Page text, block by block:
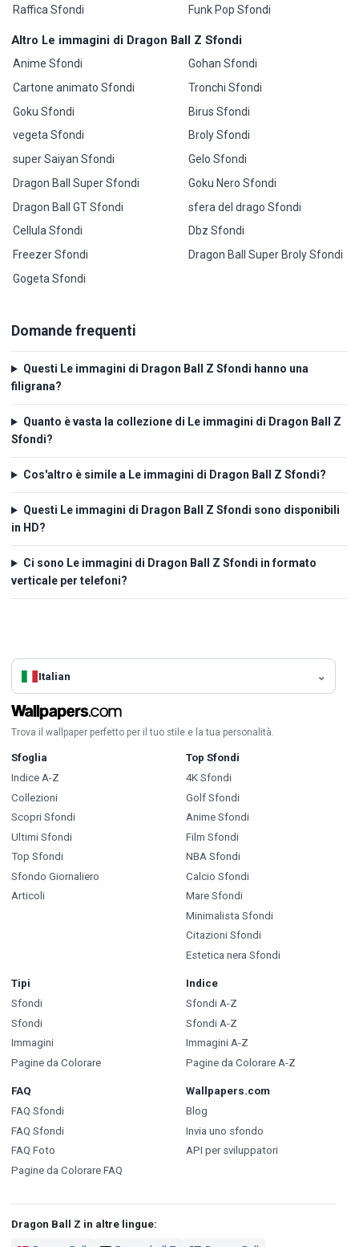
Raffica Sfondi
Funk Pop Sfondi
Altro Le immagini di Dragon Ball Z Sfondi
Anime Sfondi
Cartone animato Sfondi
Goku Sfondi
vegeta Sfondi
super Saiyan Sfondi
Dragon Ball Super Sfondi
Dragon Ball GT Sfondi
Cellula Sfondi
Freezer Sfondi
Gogeta Sfondi
Gohan Sfondi
Tronchi Sfondi
Birus Sfondi
Broly Sfondi
Gelo Sfondi
Goku Nero Sfondi
sfera del drago Sfondi
Dbz Sfondi
Dragon Ball Super Broly Sfondi
Domande frequenti
Questi Le immagini di Dragon Ball Z Sfondi hanno una
filigrana?
Quanto è vasta la collezione di Le immagini di Dragon Ball Z
Sfondi?
Cos'altro è simile a Le immagini di Dragon Ball Z Sfondi?
Questi Le immagini di Dragon Ball Z Sfondi sono disponibili
in HD?
Ci sono Le immagini di Dragon Ball Z Sfondi in formato
verticale per telefoni?
Italian
Trova il wallpaper perfetto per il tuo stile e la tua personalità.
Sfoglia
Indice A-Z
Collezioni
Scopri Sfondi
Ultimi Sfondi
Top Sfondi
Sfondo Giornaliero
Articoli
Top Sfondi
4K Sfondi
Golf Sfondi
Anime Sfondi
Film Sfondi
NBA Sfondi
Calcio Sfondi
Mare Sfondi
Minimalista Sfondi
Citazioni Sfondi
Estetica nera Sfondi
Tipi
Sfondi
Sfondi
Immagini
Pagine da Colorare
Indice
Sfondi A-Z
Sfondi A-Z
Immagini A-Z
Pagine da Colorare A-Z
FAQ
FAQ Sfondi
FAQ Sfondi
FAQ Foto
Pagine da Colorare FAQ
Wallpapers.com
Blog
Invia uno sfondo
API per sviluppatori
Dragon Ball Z in altre lingue: